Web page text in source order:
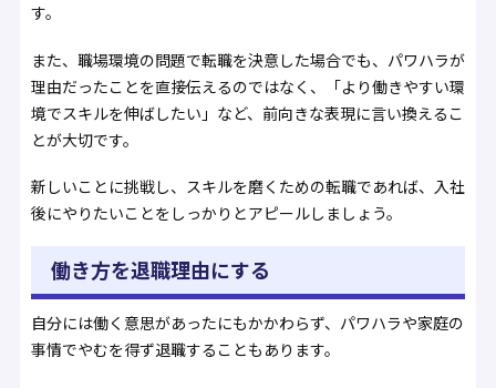
す。
また、職場環境の問題で転職を決意した場合でも、パワハラが
理由だったことを直接伝えるのではなく、「より働きやすい環
境でスキルを伸ばしたい」など、前向きな表現に言い換えるこ
とが大切です。
新しいことに挑戦し、スキルを磨くための転職であれば、入社
後にやりたいことをしっかりとアピールしましょう。
働き方を退職理由にする
自分には働く意思があったにもかかわらず、パワハラや家庭の
事情でやむを得ず退職することもあります。